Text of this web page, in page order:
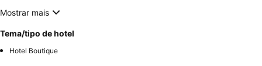
Mostrar mais
Tema/tipo de hotel
Hotel Boutique